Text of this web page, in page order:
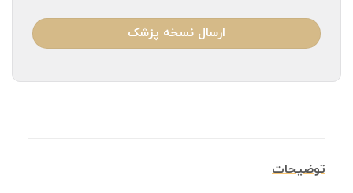
ارسال نسخه پزشک
توضیحات